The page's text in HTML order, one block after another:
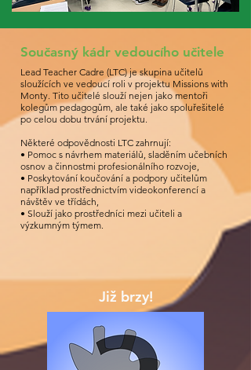
Současný kádr vedoucího učitele
Lead Teacher Cadre (LTC) je skupina učitelů
sloužících ve vedoucí roli v projektu Missions with
Monty. Tito učitelé slouží nejen jako mentoři
kolegům pedagogům, ale také jako spoluřešitelé
po celou dobu trvání projektu.
Některé odpovědnosti LTC zahrnují:
• Pomoc s návrhem materiálů, sladěním učebních
osnov a činnostmi profesionálního rozvoje,
• Poskytování koučování a podpory učitelům
například prostřednictvím videokonferencí a
návštěv ve třídách,
• Slouží jako prostředníci mezi učiteli a
výzkumným týmem.
Již brzy!